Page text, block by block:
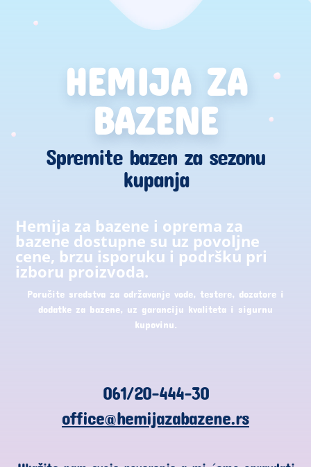
HEMIJA ZA
BAZENE
Spremite bazen za sezonu
kupanja
Hemija za bazene i oprema za
bazene dostupne su uz povoljne
cene, brzu isporuku i podršku pri
izboru proizvoda.
Poručite sredstva za održavanje vode, testere, dozatore i
dodatke za bazene, uz garanciju kvaliteta i sigurnu
kupovinu.
061/20-444-30
office@hemijazabazene.rs